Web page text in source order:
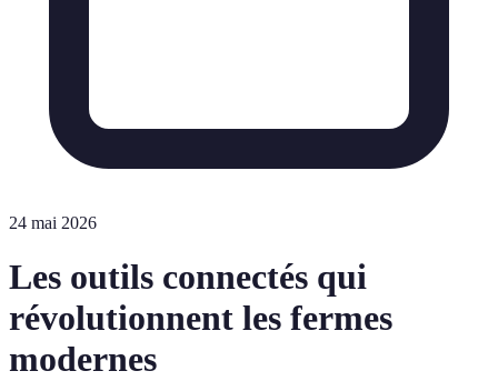
24 mai 2026
Les outils connectés qui
révolutionnent les fermes
modernes